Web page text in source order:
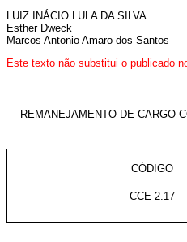
LUIZ INÁCIO LULA DA SILVA
Esther Dweck
Marcos Antonio Amaro dos Santos
Este texto não substitui o publicado
REMANEJAMENTO DE CARGO
CÓDIGO
CCE 2.17